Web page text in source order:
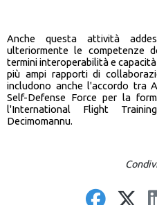
Anche questa attività
ulteriormente le competenze
termini interoperabilità e
più ampi rapporti di
includono anche l'accordo tra
Self-Defense Force per la
l'International Flight
Decimomannu.